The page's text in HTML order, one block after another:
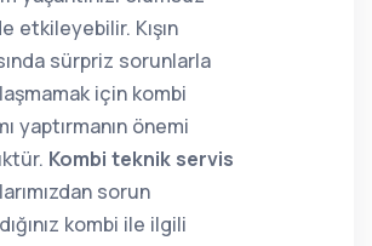
etkileyebilir. Kışın
sürpriz sorunlarla
için kombi
yaptırmanın önemi
Kombi teknik servis
sorun
kombi ile ilgili